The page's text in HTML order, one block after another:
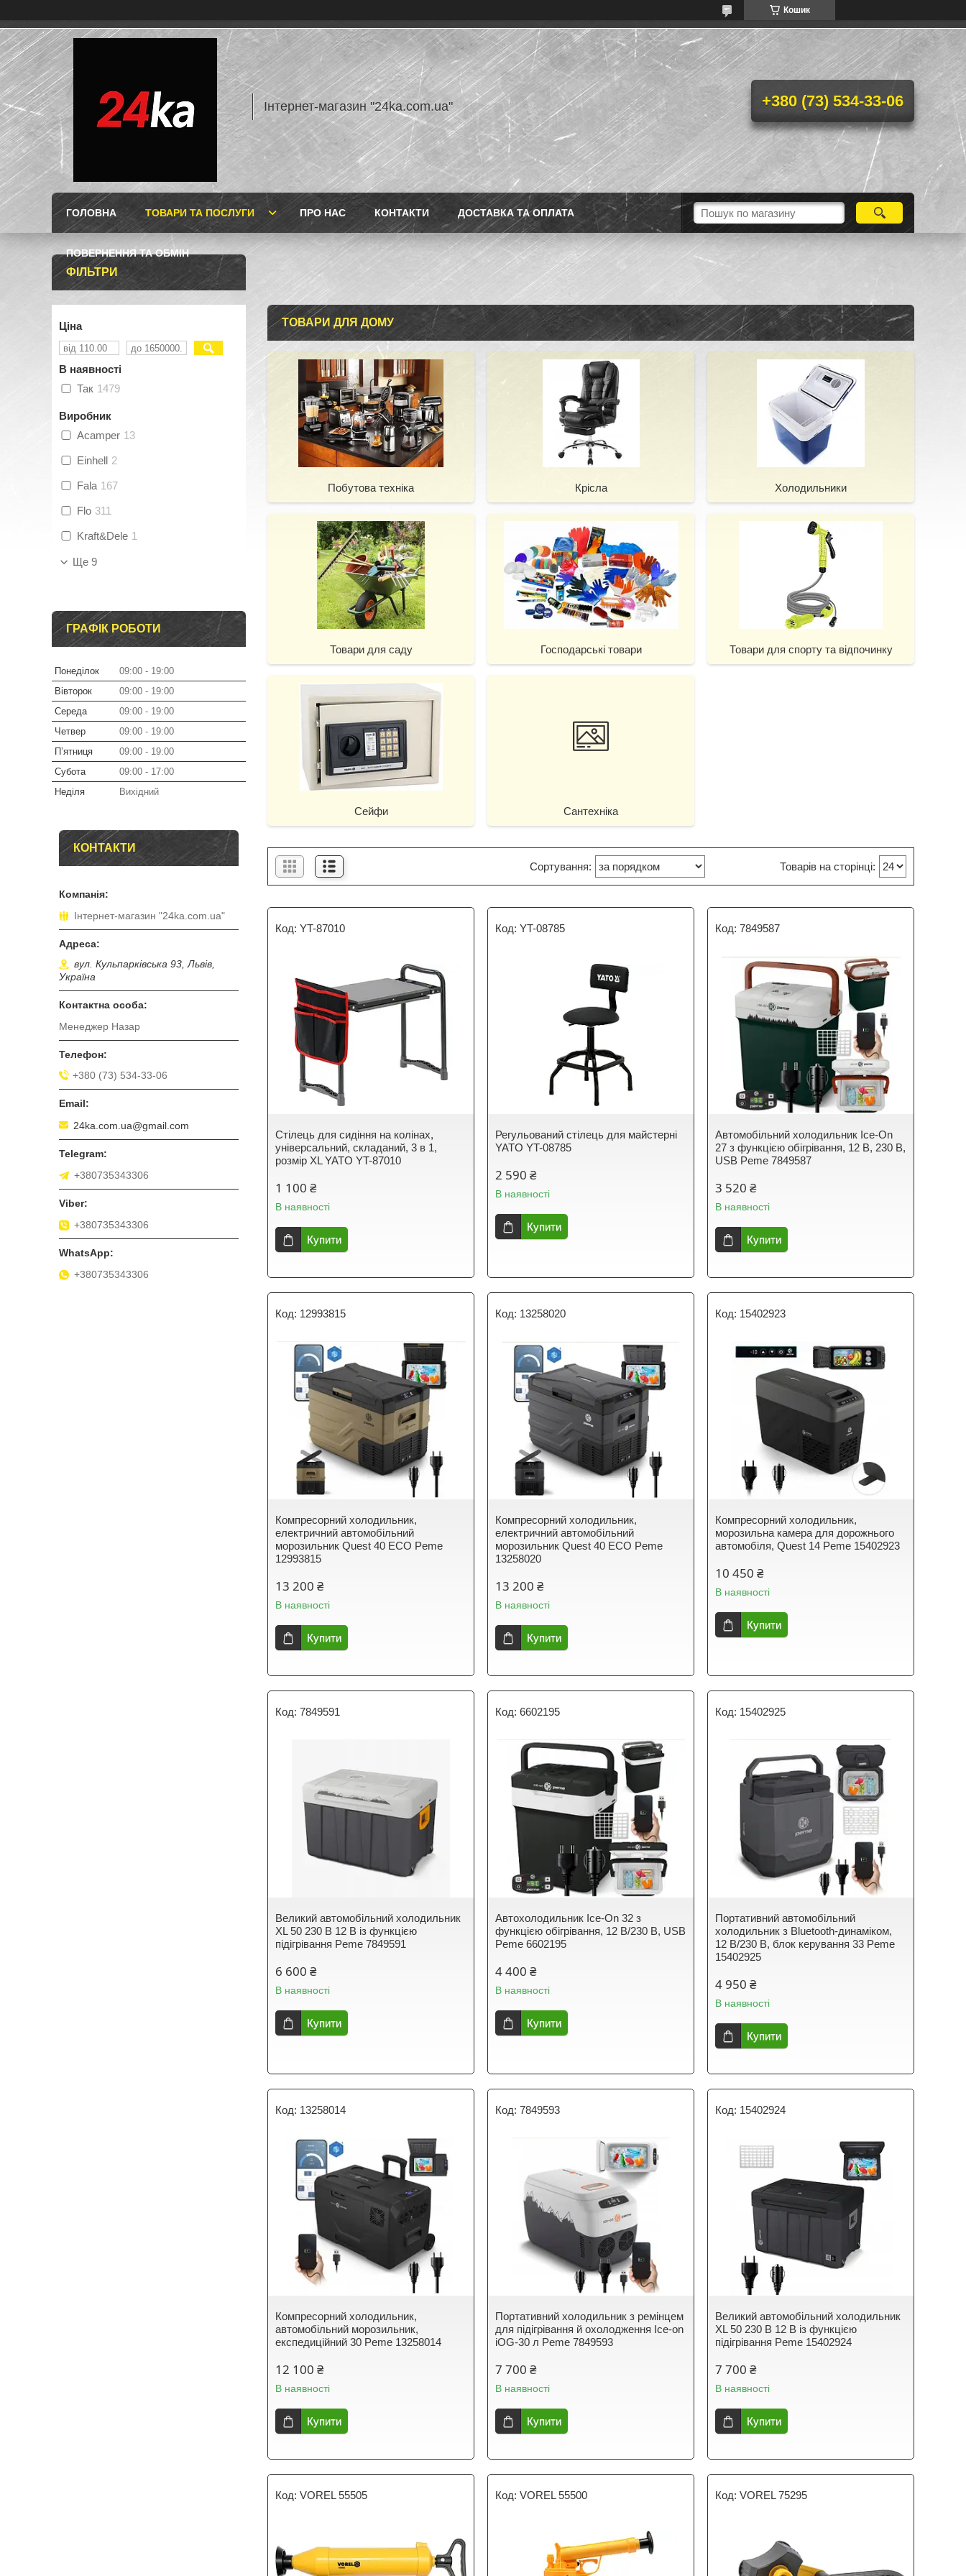
Кошик
Інтернет-магазин "24ka.com.ua" +380 (73) 534-33-06
ГОЛОВНА ТОВАРИ ТА ПОСЛУГИ ПРО НАС КОНТАКТИ ДОСТАВКА ТА ОПЛАТА
ПОВЕРНЕННЯ ТА ОБМІН
ТОВАРИ ДЛЯ ДОМУ
Побутова техніка Крісла Холодильники
Товари для саду Господарські товари Товари для спорту та відпочинку
Сейфи Сантехніка
YT-87010
Стілець для сидіння на колінах,
універсальний, складаний, 3 в 1,
розмір XL YATO YT-87010
1 100 ₴
В наявності
Купити
YT-08785
Регульований стілець для майстерні
YATO YT-08785
2 590 ₴
В наявності
Купити
7849587
Автомобільний холодильник Ice-On
27 з функцією обігрівання, 12 В, 230 В,
USB Peme 7849587
3 520 ₴
В наявності
Купити
12993815
Компресорний холодильник,
електричний автомобільний
морозильник Quest 40 ECO Peme
12993815
13 200 ₴
В наявності
Купити
13258020
Компресорний холодильник,
електричний автомобільний
морозильник Quest 40 ECO Peme
13258020
13 200 ₴
В наявності
Купити
15402923
Компресорний холодильник,
морозильна камера для дорожнього
автомобіля, Quest 14 Peme 15402923
10 450 ₴
В наявності
Купити
7849591
Великий автомобільний холодильник
XL 50 230 В 12 В із функцією
підігрівання Peme 7849591
6 600 ₴
В наявності
Купити
6602195
Автохолодильник Ice-On 32 з
функцією обігрівання, 12 В/230 В, USB
Peme 6602195
4 400 ₴
В наявності
Купити
15402925
Портативний автомобільний
холодильник з Bluetooth-динаміком,
12 В/230 В, блок керування 33 Peme
15402925
4 950 ₴
В наявності
Купити
13258014
Компресорний холодильник,
автомобільний морозильник,
експедиційний 30 Peme 13258014
12 100 ₴
В наявності
Купити
7849593
Портативний холодильник з ремінцем
для підігрівання й охолодження Ice-on
iOG-30 л Peme 7849593
7 700 ₴
В наявності
Купити
15402924
Великий автомобільний холодильник
XL 50 230 В 12 В із функцією
підігрівання Peme 15402924
7 700 ₴
В наявності
Купити
VOREL 55505 VOREL 55500 VOREL 75295
ФІЛЬТРИ
Ціна
В наявності
Так 1479
Виробник
Acamper 13
Einhell 2
Fala 167
Flo 311
Kraft&Dele 1
Ще 9
ГРАФІК РОБОТИ
Понеділок 09:00
19:00
Вівторок
09:00
19:00
Середа
09:00
19:00
Четвер
09:00
19:00
Пʼятниця
09:00
19:00
Субота
09:00
17:00
Неділя
Вихідний
КОНТАКТИ
Інтернет-магазин "24ka.com.ua"
вул. Кульпарківська 93, Львів,
Україна
Менеджер Назар
+380 (73) 534-33-06
24ka.com.ua@gmail.com
+380735343306
+380735343306
+380735343306